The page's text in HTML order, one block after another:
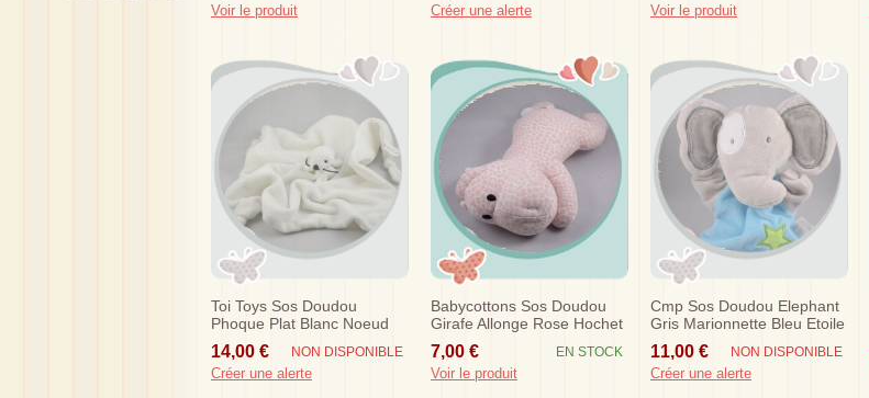
Voir le produit Créer une alerte Voir le produit
Toi Toys Sos Doudou
Phoque Plat Blanc Noeud
14,00 € NON DISPONIBLE
Créer une alerte
Babycottons Sos Doudou
Girafe Allonge Rose Hochet
7,00 € EN STOCK
Voir le produit
Cmp Sos Doudou Elephant
Gris Marionnette Bleu Etoile
11,00 € NON DISPONIBLE
Créer une alerte